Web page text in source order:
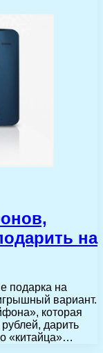
на
подарка на
вариант.
которая
дарить
«китайца»…